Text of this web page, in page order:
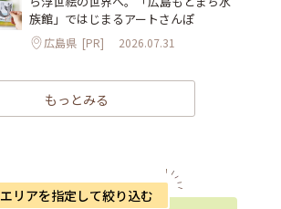
族館」ではじまるアートさんぽ
広島県 [PR] 2026.07.31
もっとみる
エリアを指定して絞り込む